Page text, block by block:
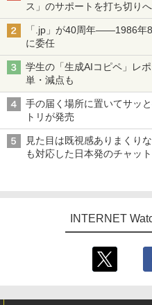
ス」のサポートを打ち切り
「.jp」が40周年――1986年
に委任
学生の「生成AIコピペ」レ
単・減点も
手の届く場所に置いてサッ
トリが発売
見た目は既視感ありまくり
も対応した日本発のチャッ
INTERNET